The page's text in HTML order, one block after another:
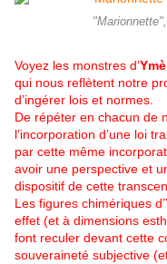
Voyez les monstres d’
qui nous reflètent notre
d’ingérer lois et normes.
De répéter en chacun de
l’incorporation d’une loi
par cette même
avoir une perspective et
dispositif de cette
Les figures chimériques d’
effet (et à dimensions
font reculer devant cette
souveraineté subjective